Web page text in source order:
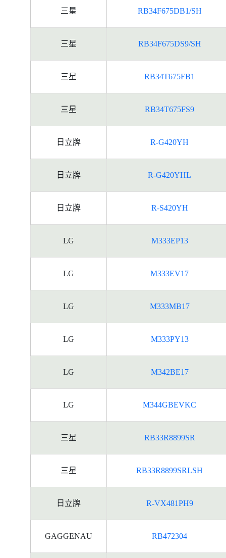
三星 RB34F675DB1/SH
三星 RB34F675DS9/SH
三星 RB34T675FB1
三星 RB34T675FS9
日立牌 R-G420YH
日立牌 R-G420YHL
日立牌 R-S420YH
LG M333EP13
LG M333EV17
LG M333MB17
LG M333PY13
LG M342BE17
LG M344GBEVKC
三星 RB33R8899SR
三星 RB33R8899SRLSH
日立牌 R-VX481PH9
GAGGENAU RB472304